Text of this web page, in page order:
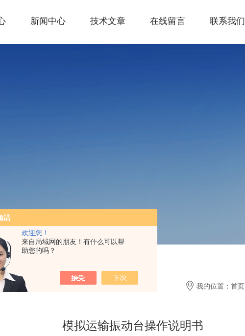
欢迎您！
来自局域网的朋友！有什么可以帮
助您的吗？
新闻中心 技术文章 在线留言 联系我们
我的位置： 首页
模拟运输振动台操作说明书